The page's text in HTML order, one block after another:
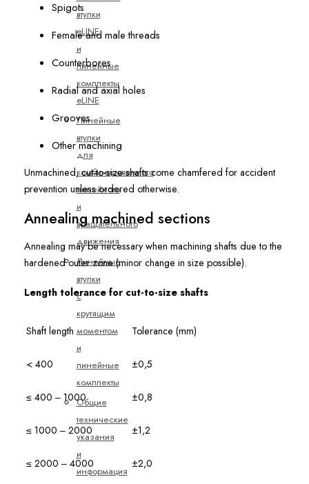
втулки
eLINE
и
линейные
комплекты
eLINE
Линейные
втулки
для
комбинированного
линейного
и
вращательного
движения
Линейные
втулки
с
крутящим
моментом
и
линейные
комплекты
Общие
технические
указания
и
информация
Spigots
Female and male threads
Counterbores
Radial and axial holes
Grooves
Other machining
Unmachined, cut-to-size shafts come chamfered for accident
prevention unless ordered otherwise.
Annealing machined sections
Annealing may be necessary when machining shafts due to the
hardened outer zone (minor change in size possible).
Length tolerance for cut-to-size shafts
Shaft length Tolerance (mm)
< 400 ±0,5
≤ 400 ‒ 1000 ±0,8
≤ 1000 ‒ 2000 ±1,2
≤ 2000 ‒ 4000 ±2,0